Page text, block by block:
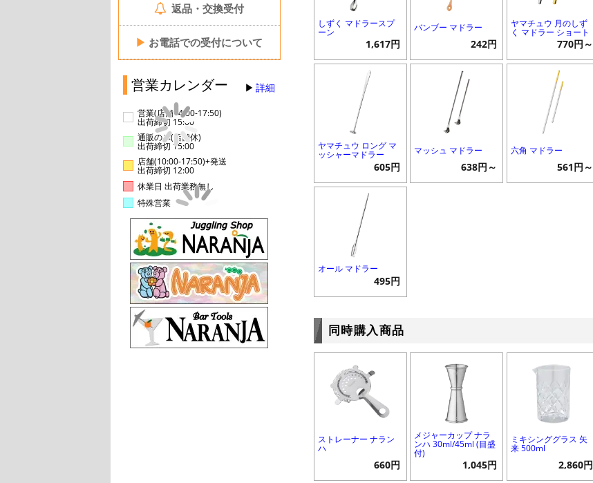
返品・交換受付
▶ お電話での受付について
営業カレンダー 詳細
営業(店舗14:00-17:50)
出荷締切 15:00
通販のみ(店舗休)
出荷締切 15:00
店舗(10:00-17:50)+発送
出荷締切 12:00
休業日 出荷業務無し
特殊営業
しずく マドラースプ
ーン
1,617円
バンブー マドラー
242円
ヤマチュウ 月のしず
く マドラー ショート
770円～
ヤマチュウ ロング マ
ッシャーマドラー
605円
マッシュ マドラー
638円～
六角 マドラー
561円～
オール マドラー
495円
同時購入商品
ストレーナー ナラン
ハ
660円
メジャーカップ ナラ
ンハ 30ml/45ml (目盛
付)
1,045円
ミキシンググラス 矢
来 500ml
2,860円